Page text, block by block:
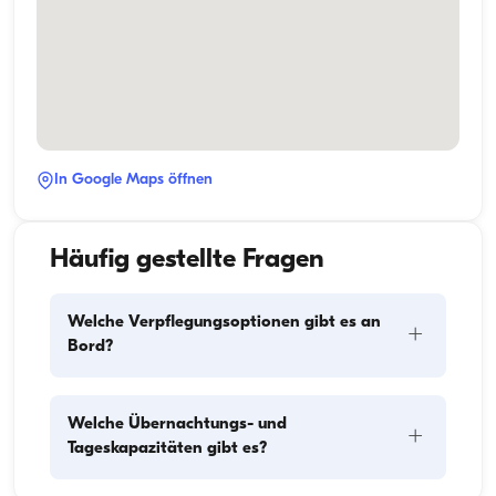
In Google Maps öffnen
Häufig gestellte Fragen
Welche Verpflegungsoptionen gibt es an
Bord?
+
Hauptkomponenten: dem Einkauf der Vorräte und
der Zubereitung der Mahlzeiten. Die Gäste können
Welche Übernachtungs- und
Tageskapazitäten gibt es?
+